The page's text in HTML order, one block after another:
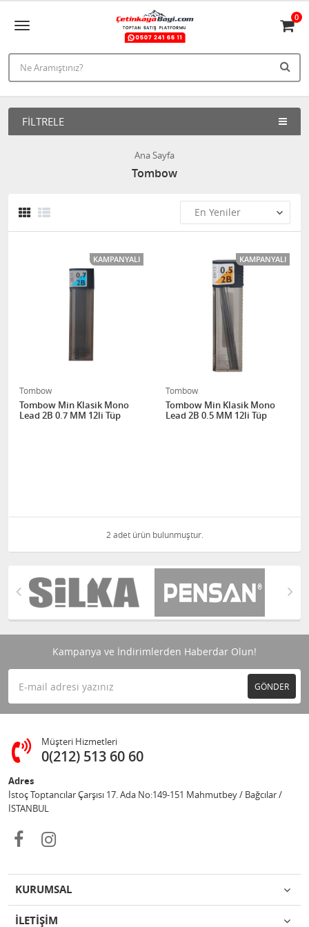
0
FILTRELE
Ana Sayfa
Tombow
KAMPANYALI
Tombow
Tombow Min Klasik Mono
Lead 2B 0.7 MM 12li Tüp
KAMPANYALI
Tombow
Tombow Min Klasik Mono
Lead 2B 0.5 MM 12li Tüp
2 adet ürün bulunmuştur.
Kampanya ve İndirimlerden Haberdar Olun!
GÖNDER
Müşteri Hizmetleri
0(212) 513 60 60
Adres
İstoç Toptancılar Çarşısı 17. Ada No:149-151 Mahmutbey / Bağcılar /
İSTANBUL
KURUMSAL
İLETİŞİM